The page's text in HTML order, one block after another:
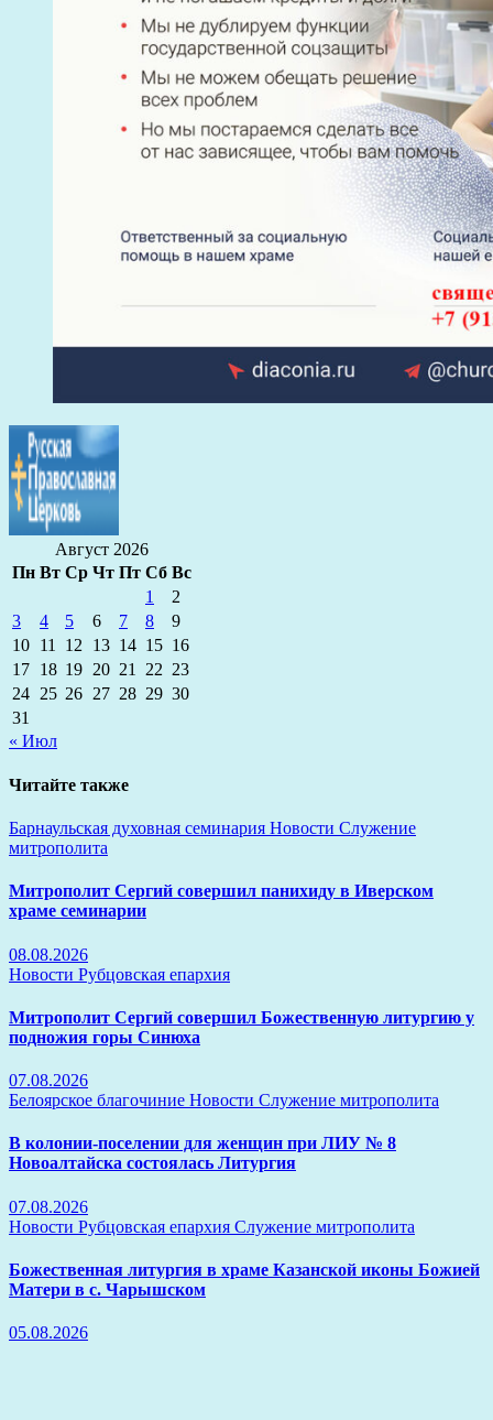
Август 2026
Пн Вт Ср Чт Пт Сб Вс
1
2
3
4 5 6 7 8
9
10 11 12 13 14 15 16
17 18 19 20 21 22 23
24 25 26 27 28 29 30
31
« Июл
Читайте также
Барнаульская духовная семинария Новости Служение
митрополита
Митрополит Сергий совершил панихиду в Иверском
храме семинарии
08.08.2026
Новости Рубцовская епархия
Митрополит Сергий совершил Божественную литургию у
подножия горы Синюха
07.08.2026
Белоярское благочиние Новости Служение митрополита
В колонии-поселении для женщин при ЛИУ № 8
Новоалтайска состоялась Литургия
07.08.2026
Новости Рубцовская епархия Служение митрополита
Божественная литургия в храме Казанской иконы Божией
Матери в с. Чарышском
05.08.2026